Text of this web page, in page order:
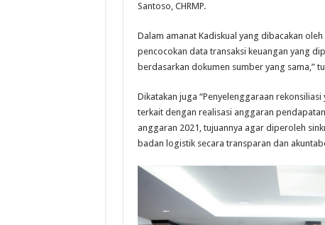
Santoso, CHRMP.
Dalam amanat Kadiskual yang dibacakan
pencocokan data transaksi keuangan yang
berdasarkan dokumen sumber yang sama,”
Dikatakan juga “Penyelenggaraan
terkait dengan realisasi anggaran
anggaran 2021, tujuannya agar diperoleh
badan logistik secara transparan dan